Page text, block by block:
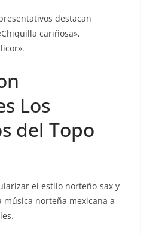
destacan
cariñosa»,
Los
del Topo
el estilo norteño-sax y
norteña mexicana a